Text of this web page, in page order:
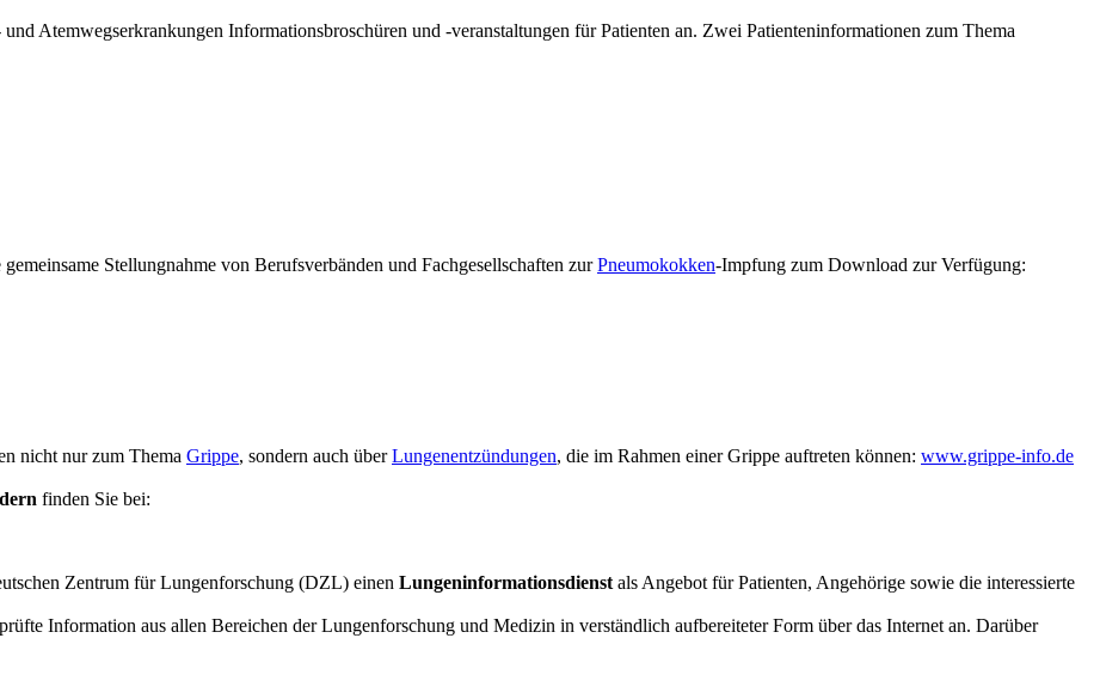
Atemwegserkrankungen Informationsbroschüren und -veranstaltungen für Patienten an. Zwei Patienteninformationen zum Thema
Stellungnahme von Berufsverbänden und Fachgesellschaften zurPneumokokken-Impfung zum Download zur Verfügung:
nicht nur zum Thema Grippe, sondern auch überLungenentzündungen, die im Rahmen einer Grippe auftreten können: www.grippe-info.de
finden Sie bei:
Zentrum für Lungenforschung (DZL) einen Lungeninformationsdienst als Angebot für Patienten, Angehörige sowie die interessierte
Information aus allen Bereichen der Lungenforschung und Medizin in verständlich aufbereiteter Form über das Internet an. Darüber